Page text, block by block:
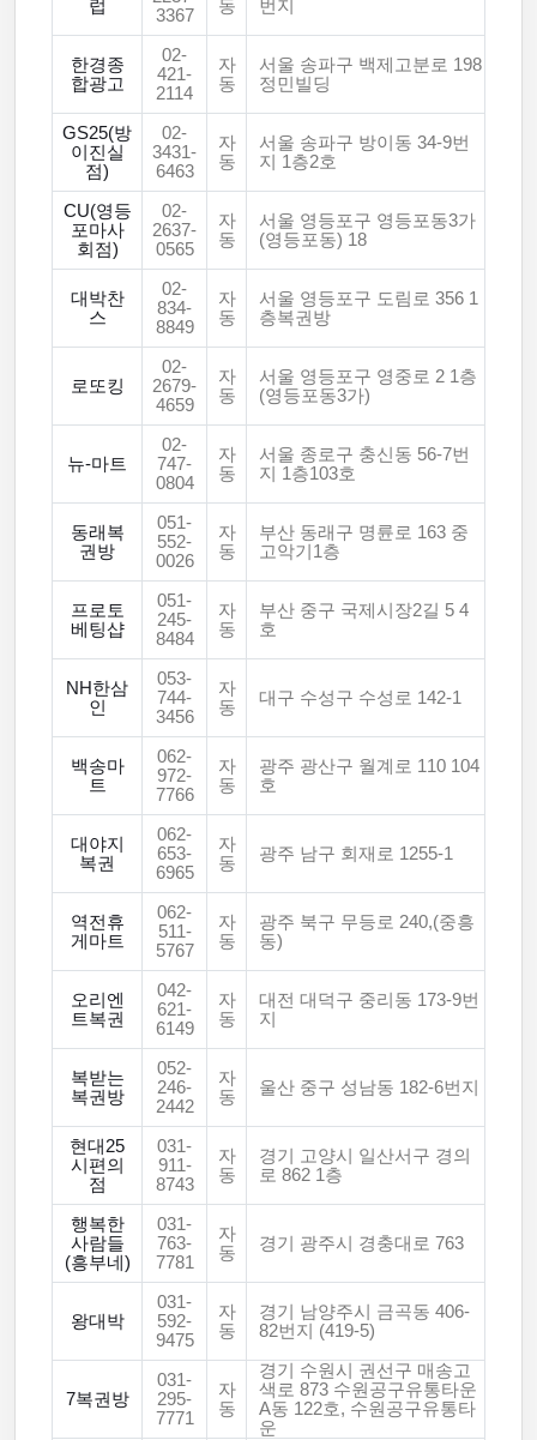
럽
3367
동 번지
한경종
합광고
02-
421-
2114
자
동
서울 송파구 백제고분로 198
정민빌딩
GS25(방
이진실
점)
02-
3431-
6463
자
동
서울 송파구 방이동 34-9번
지 1층2호
CU(영등
포마사
회점)
02-
2637-
0565
자
동
서울 영등포구 영등포동3가
(영등포동) 18
대박찬
스
02-
834-
8849
자
동
서울 영등포구 도림로 356 1
층복권방
로또킹
02-
2679-
4659
자
동
서울 영등포구 영중로 2 1층
(영등포동3가)
뉴-마트
02-
747-
0804
자
동
서울 종로구 충신동 56-7번
지 1층103호
동래복
권방
051-
552-
0026
자
동
부산 동래구 명륜로 163 중
고악기1층
프로토
베팅샵
051-
245-
8484
자
동
부산 중구 국제시장2길 5 4
호
NH한삼
인
053-
744-
3456
자
동
대구 수성구 수성로 142-1
백송마
트
062-
972-
7766
자
동
광주 광산구 월계로 110 104
호
대야지
복권
062-
653-
6965
자
동
광주 남구 회재로 1255-1
역전휴
게마트
062-
511-
5767
자
동
광주 북구 무등로 240,(중흥
동)
오리엔
트복권
042-
621-
6149
자
동
대전 대덕구 중리동 173-9번
지
복받는
복권방
052-
246-
2442
자
동
울산 중구 성남동 182-6번지
현대25
시편의
점
031-
911-
8743
자
동
경기 고양시 일산서구 경의
로 862 1층
행복한
사람들
(흥부네)
031-
763-
7781
자
동
경기 광주시 경충대로 763
왕대박
031-
592-
9475
자
동
경기 남양주시 금곡동 406-
82번지 (419-5)
7복권방
031-
295-
7771
자
동
경기 수원시 권선구 매송고
색로 873 수원공구유통타운
A동 122호, 수원공구유통타
운